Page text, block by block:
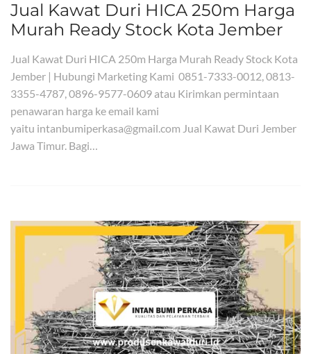
Jual Kawat Duri HICA 250m Harga
Murah Ready Stock Kota Jember
Jual Kawat Duri HICA 250m Harga Murah Ready Stock Kota
Jember | Hubungi Marketing Kami 0851-7333-0012, 0813-
3355-4787, 0896-9577-0609 atau Kirimkan permintaan
penawaran harga ke email kami
yaitu intanbumiperkasa@gmail.com Jual Kawat Duri Jember
Jawa Timur. Bagi…